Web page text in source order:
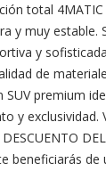
total
y muy estable.
y
de
premium
y exclusividad.
beneficiarás de